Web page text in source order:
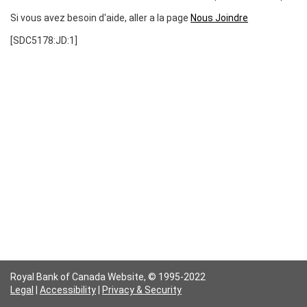
Si vous avez besoin d'aide, aller a la page Nous Joindre
[SDC5178:JD:1]
Royal Bank of Canada Website, © 1995-2022
Legal
Accessibility Privacy & Security